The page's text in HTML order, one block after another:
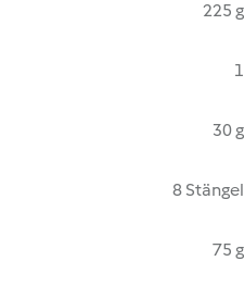
225 g
1
30 g
8 Stängel
75 g